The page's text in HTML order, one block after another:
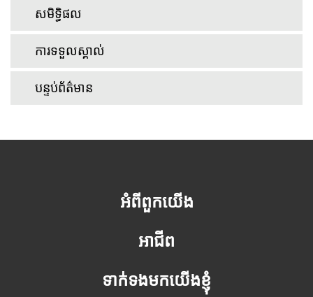
សមិទ្ធិផល
ការទទួលស្គាល់
បន្ទប់ព័ត៌មាន
អំពីពួកយើង
អាជីព
ទាក់ទងមកយើងខ្ញុំ